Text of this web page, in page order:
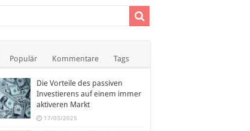
Populär Kommentare Tags
Die Vorteile des passiven
Investierens auf einem immer
aktiveren Markt
17/03/2025